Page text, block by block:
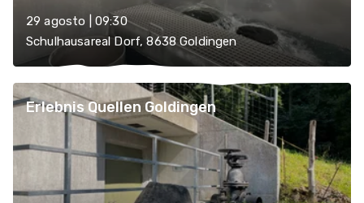
29 agosto | 09:30
Schulhausareal Dorf, 8638 Goldingen
Erlebnis Quellen Goldingen